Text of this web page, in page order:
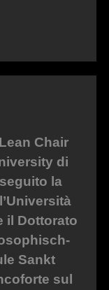
Chair
di
la
il Dottorato
Sankt
sul